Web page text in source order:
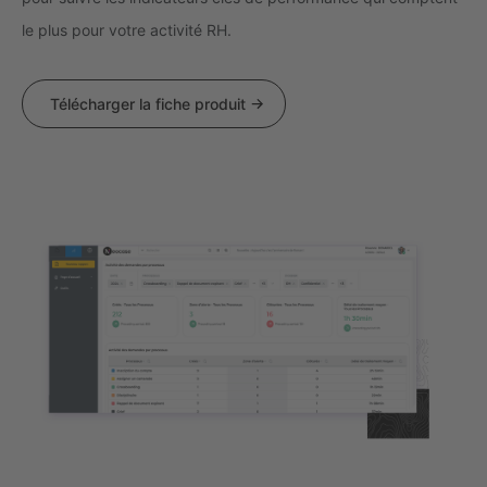
le plus pour votre activité RH.
Télécharger la fiche produit